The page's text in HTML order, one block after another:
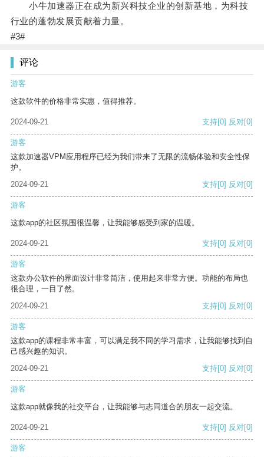
小牛加速器正在成为新兴科技企业的创新基地，为科技
行业的蓬勃发展贡献着力量。
#3#
评论
游客
这款软件的价格非常实惠，值得推荐。
2024-09-21 支持[0] 反对[0]
游客
这款加速器VPM应用程序已经为我们带来了无限的流畅体验和安全性保
护。
2024-09-21
支持[0] 反对[0]
游客
这款app的社区氛围很温馨，让我能够感受到家的温暖。
2024-09-21 支持[0] 反对[0]
游客
这款办公软件的界面设计非常简洁，使用起来非常方便。功能的布局也
很合理，一目了然。
2024-09-21
支持[0] 反对[0]
游客
这款app的课程非常丰富，可以满足我不同的学习需求，让我能够找到自
己感兴趣的知识。
2024-09-21
支持[0] 反对[0]
游客
这款app就像我的社交平台，让我能够与志同道合的朋友一起交流。
2024-09-21 支持[0] 反对[0]
游客